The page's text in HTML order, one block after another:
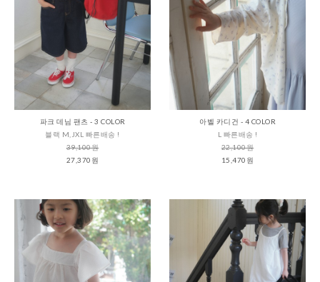
파크 데님 팬츠 - 3 COLOR
블랙 M,JXL 빠른배송 !
39,100원
27,370원
아벨 카디건 - 4 COLOR
L 빠른배송 !
22,100원
15,470원